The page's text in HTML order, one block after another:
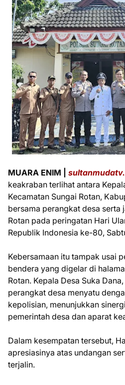
MUARA ENIM |
keakraban terlihat antara
Kecamatan Sungai Rotan,
bersama perangkat desa serta
Rotan pada peringatan Hari
Republik Indonesia ke-80,
Kebersamaan itu tampak usai
bendera yang digelar di
Rotan. Kepala Desa Suka
perangkat desa menyatu
kepolisian, menunjukkan
pemerintah desa dan aparat
Dalam kesempatan tersebut,
apresiasinya atas undangan
terjalin.